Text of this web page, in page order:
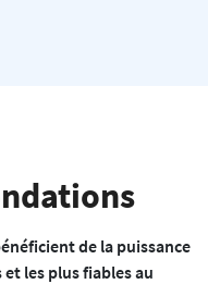
de la puissance
les plus fiables au